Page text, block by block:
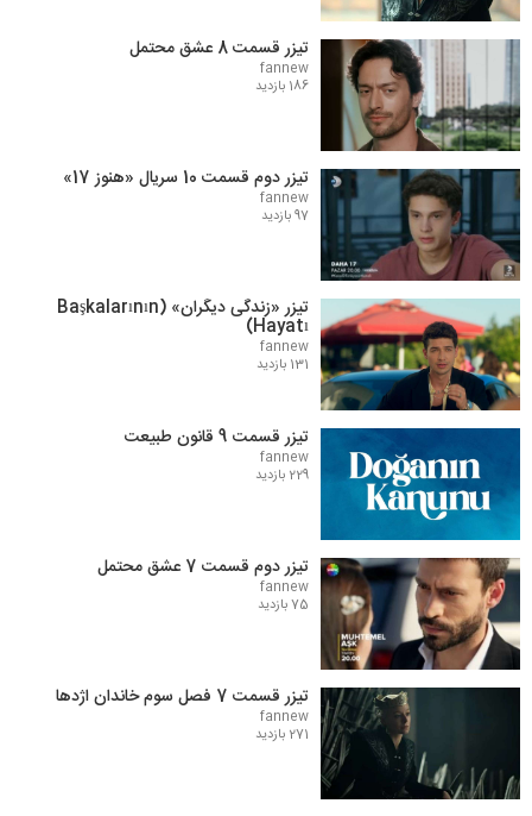
تیزر قسمت 8 عشق محتمل
fannew
186 بازدید
تیزر دوم قسمت 10 سریال «هنوز 17»
fannew
97 بازدید
تیزر «زندگی دیگران» (Başkalarının
Hayatı)
fannew
131 بازدید
تیزر قسمت 9 قانون طبیعت
fannew
229 بازدید
تیزر دوم قسمت 7 عشق محتمل
fannew
75 بازدید
تیزر قسمت 7 فصل سوم خاندان اژدها
fannew
271 بازدید